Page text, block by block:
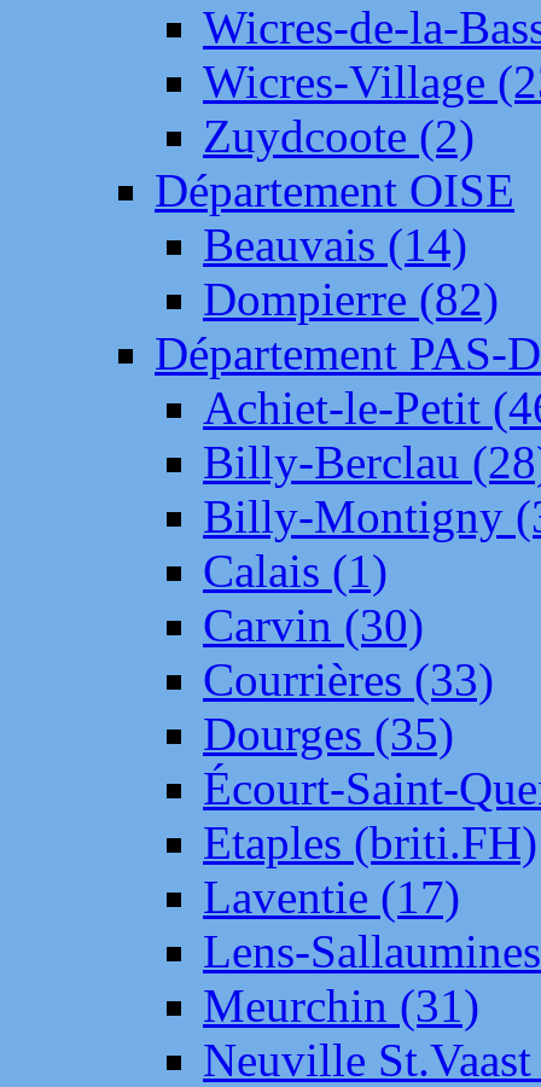
Wicres-de-la-
Wicres-Village
Zuydcoote (2)
Département OISE
Beauvais (14)
Dompierre (82)
Département PAS-
Achiet-le-Petit
Billy-Berclau
Billy-Montigny
Calais (1)
Carvin (30)
Courrières (33)
Dourges (35)
Écourt-Saint-
Etaples (briti.FH)
Laventie (17)
Lens-
Meurchin (31)
Neuville